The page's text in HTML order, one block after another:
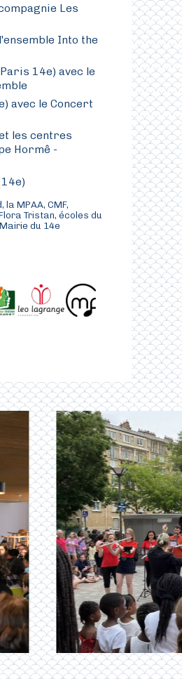
Les
Into the
14e) avec le
avec le Concert
les centres
Hormê -
MPAA, CMF,
Tristan, écoles du
du 14e